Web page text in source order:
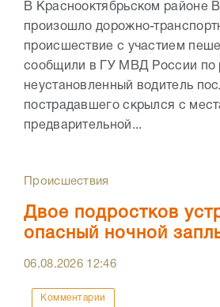
В Краснооктябрьском районе
произошло дорожно-
происшествие с участием
сообщили в ГУ МВД России по
неустановленный водитель
пострадавшего скрылся с
предварительной...
Происшествия
Двое подростков
опасный ночной
06.08.2026 12:46
Комментарии